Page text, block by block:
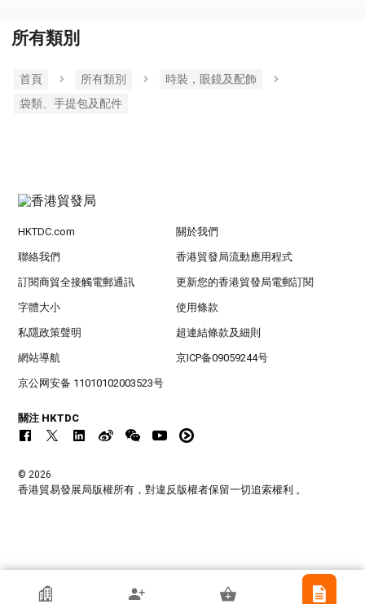
所有類別
首頁 所有類別
時裝，眼鏡及配飾
袋類、手提包及配件
香港貿發局參展商
HKTDC.com 關於我們
聯絡我們 香港貿發局流動應用程式
訂閱商貿全接觸電郵通訊 更新您的香港貿發局電郵訂閱
字體大小 使用條款
私隱政策聲明 超連結條款及細則
網站導航 京ICP备09059244号
京公网安备 11010102003523号
關注 HKTDC
© 2026
香港貿易發展局版權所有，對違反版權者保留一切追索權利 。